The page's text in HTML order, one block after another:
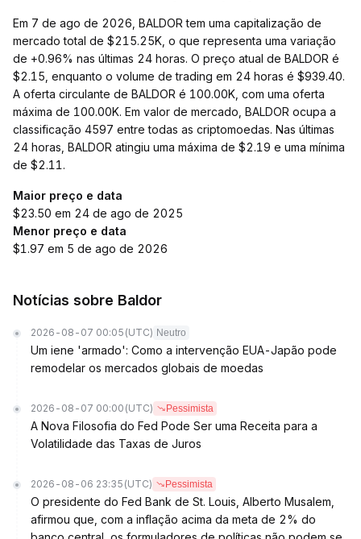
Em 7 de ago de 2026, BALDOR tem uma capitalização de
mercado total de $215.25K, o que representa uma variação
de +0.96% nas últimas 24 horas. O preço atual de BALDOR é
$2.15, enquanto o volume de trading em 24 horas é $939.40.
A oferta circulante de BALDOR é 100.00K, com uma oferta
máxima de 100.00K. Em valor de mercado, BALDOR ocupa a
classificação 4597 entre todas as criptomoedas. Nas últimas
24 horas, BALDOR atingiu uma máxima de $2.19 e uma mínima
de $2.11.
Maior preço e data
$23.50 em 24 de ago de 2025
Menor preço e data
$1.97 em 5 de ago de 2026
Notícias sobre Baldor
2026-08-07 00:05 (UTC) Neutro
Um iene 'armado': Como a intervenção EUA-Japão pode
remodelar os mercados globais de moedas
2026-08-07 00:00 (UTC) Pessimista
A Nova Filosofia do Fed Pode Ser uma Receita para a
Volatilidade das Taxas de Juros
2026-08-06 23:35 (UTC) Pessimista
O presidente do Fed Bank de St. Louis, Alberto Musalem,
afirmou que, com a inflação acima da meta de 2% do